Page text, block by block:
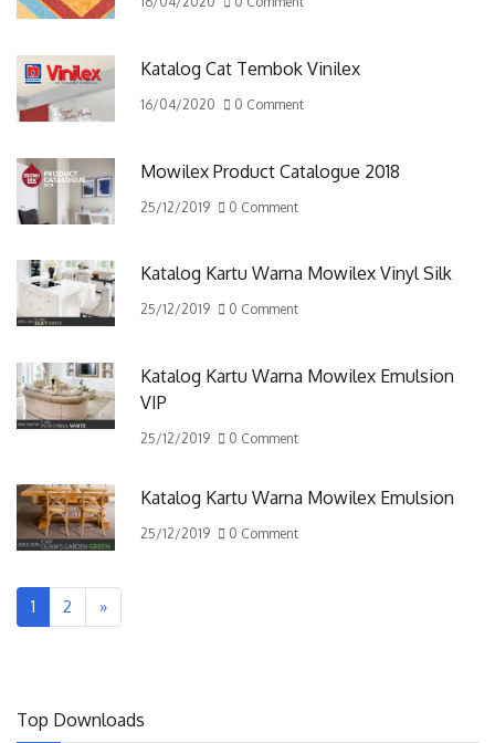
Katalog Cat Tembok Vinilex
16/04/2020 0 Comment
Mowilex Product Catalogue 2018
25/12/2019 0 Comment
Katalog Kartu Warna Mowilex Vinyl Silk
25/12/2019 0 Comment
Katalog Kartu Warna Mowilex Emulsion
VIP
25/12/2019 0 Comment
Katalog Kartu Warna Mowilex Emulsion
25/12/2019 0 Comment
1 2 »
Top Downloads